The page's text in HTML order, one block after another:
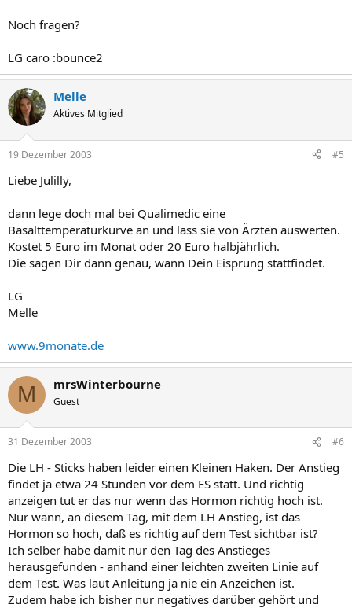
Noch fragen?
LG caro :bounce2
Melle
Aktives Mitglied
19 Dezember 2003 #5
Liebe Julilly,
dann lege doch mal bei Qualimedic eine
Basalttemperaturkurve an und lass sie von Ärzten auswerten.
Kostet 5 Euro im Monat oder 20 Euro halbjährlich.
Die sagen Dir dann genau, wann Dein Eisprung stattfindet.
LG
Melle
www.9monate.de
M mrsWinterbourne
Guest
31 Dezember 2003 #6
Die LH - Sticks haben leider einen Kleinen Haken. Der Anstieg
findet ja etwa 24 Stunden vor dem ES statt. Und richtig
anzeigen tut er das nur wenn das Hormon richtig hoch ist.
Nur wann, an diesem Tag, mit dem LH Anstieg, ist das
Hormon so hoch, daß es richtig auf dem Test sichtbar ist?
Ich selber habe damit nur den Tag des Anstieges
herausgefunden - anhand einer leichten zweiten Linie auf
dem Test. Was laut Anleitung ja nie ein Anzeichen ist.
Zudem habe ich bisher nur negatives darüber gehört und